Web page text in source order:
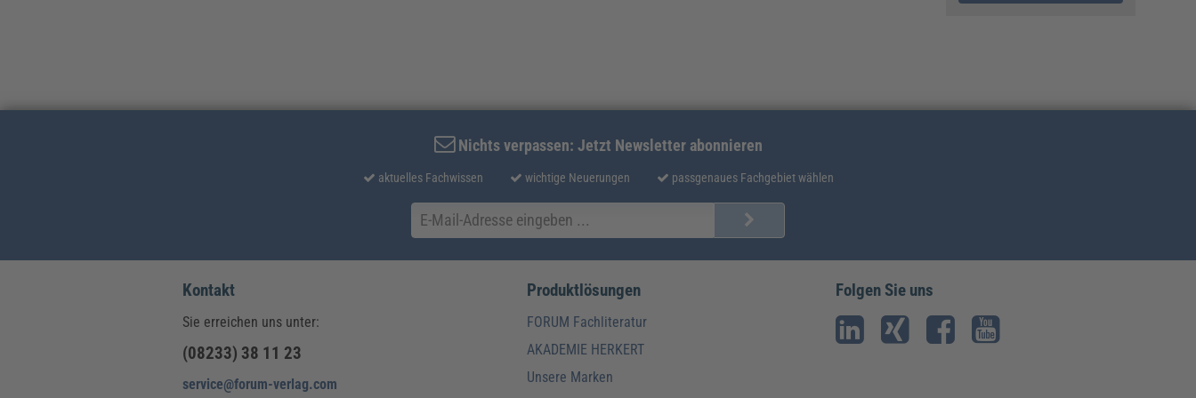
Nichts verpassen: Jetzt Newsletter abonnieren
aktuelles Fachwissen wichtige Neuerungen passgenaues Fachgebiet wählen
Kontakt
Sie erreichen uns unter:
(08233) 38 11 23
service@forum-verlag.com
Produktlösungen
FORUM Fachliteratur
AKADEMIE HERKERT
Unsere Marken
Folgen Sie uns